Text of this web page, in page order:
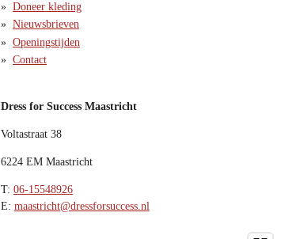
Doneer kleding
Nieuwsbrieven
Openingstijden
Contact
Dress for Success Maastricht
Voltastraat 38
6224 EM Maastricht
T: 06-15548926
E: maastricht@dressforsuccess.nl